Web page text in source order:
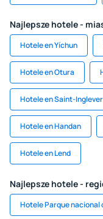
Najlepsze hotele -
Hotele en Yíchun
Hotele en Otura
Hotele en Saint-
Hotele en Handan
Hotele en Lend
Najlepsze hotele -
Hotele Parque nacional